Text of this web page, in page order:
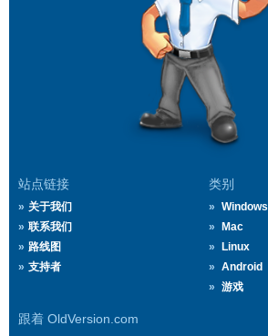
站点链接
关于我们
联系我们
路线图
支持者
类别
Windows
Mac
Linux
Android
游戏
跟着 OldVersion.com